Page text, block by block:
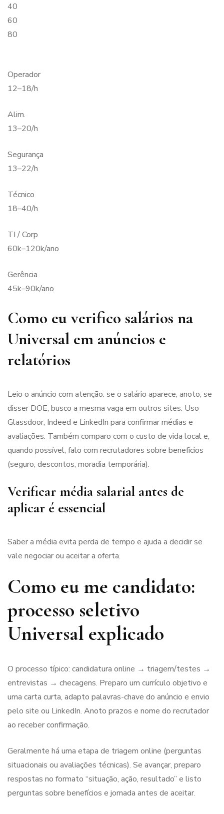
40
60
80
Operador
12–18/h
Alim.
13–20/h
Segurança
13–22/h
Técnico
18–40/h
TI / Corp
60k–120k/ano
Gerência
45k–90k/ano
Como eu verifico salários na
Universal em anúncios e
relatórios
Leio o anúncio com atenção: se o salário aparece, anoto; se
disser DOE, busco a mesma vaga em outros sites. Uso
Glassdoor, Indeed e LinkedIn para confirmar médias e
avaliações. Também comparo com o custo de vida local e,
quando possível, falo com recrutadores sobre benefícios
(seguro, descontos, moradia temporária).
Verificar média salarial antes de
aplicar é essencial
Saber a média evita perda de tempo e ajuda a decidir se
vale negociar ou aceitar a oferta.
Como eu me candidato:
processo seletivo
Universal explicado
O processo típico: candidatura online → triagem/testes →
entrevistas → checagens. Preparo um currículo objetivo e
uma carta curta, adapto palavras-chave do anúncio e envio
pelo site ou LinkedIn. Anoto prazos e nome do recrutador
ao receber confirmação.
Geralmente há uma etapa de triagem online (perguntas
situacionais ou avaliações técnicas). Se avançar, preparo
respostas no formato “situação, ação, resultado” e listo
perguntas sobre benefícios e jornada antes de aceitar.